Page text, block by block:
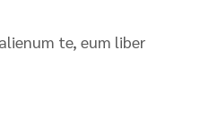
te, eum liber